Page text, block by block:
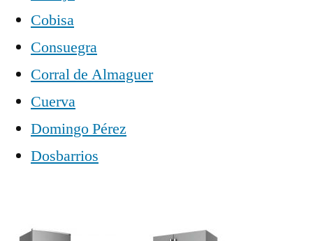
Cobisa
Consuegra
Corral de Almaguer
Cuerva
Domingo Pérez
Dosbarrios